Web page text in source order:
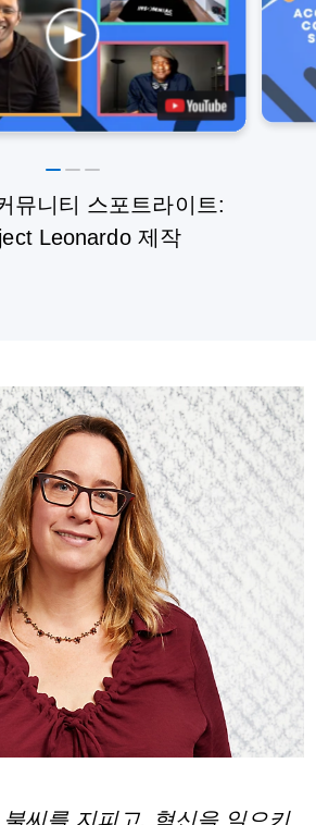
뮤니티 스포트라이트:
Leonardo 제작
씨를 지피고, 혁신을 일으키